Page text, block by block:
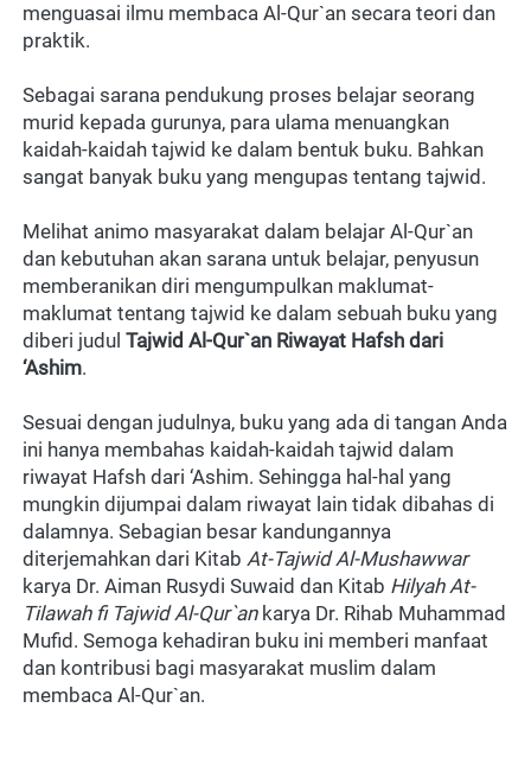
menguasai ilmu membaca Al-Qur`an secara teori dan
praktik.
Sebagai sarana pendukung proses belajar seorang
murid kepada gurunya, para ulama menuangkan
kaidah-kaidah tajwid ke dalam bentuk buku. Bahkan
sangat banyak buku yang mengupas tentang tajwid.
Melihat animo masyarakat dalam belajar Al-Qur`an
dan kebutuhan akan sarana untuk belajar, penyusun
memberanikan diri mengumpulkan maklumat-
maklumat tentang tajwid ke dalam sebuah buku yang
diberi judul Tajwid Al-Qur`an Riwayat Hafsh dari
‘Ashim.
Sesuai dengan judulnya, buku yang ada di tangan Anda
ini hanya membahas kaidah-kaidah tajwid dalam
riwayat Hafsh dari ‘Ashim. Sehingga hal-hal yang
mungkin dijumpai dalam riwayat lain tidak dibahas di
dalamnya. Sebagian besar kandungannya
diterjemahkan dari Kitab At-Tajwid Al-Mushawwar
karya Dr. Aiman Rusydi Suwaid dan Kitab Hilyah At-
Tilawah fi Tajwid Al-Qur`an karya Dr. Rihab Muhammad
Mufid. Semoga kehadiran buku ini memberi manfaat
dan kontribusi bagi masyarakat muslim dalam
membaca Al-Qur`an.